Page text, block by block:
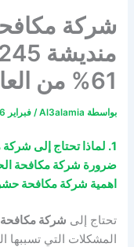
شركة
61% من العالمية الالمانية
بواسطة Al3alamia
/فبراير 26, 2025
اهمية شركة مكافحة
تحتاج إلى شركة
المشكلات التي